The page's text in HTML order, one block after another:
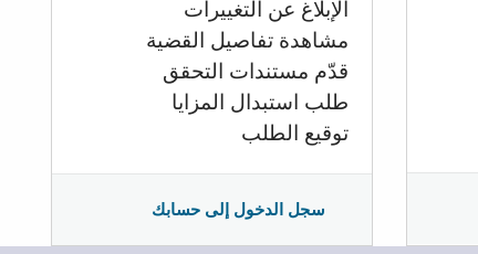
الإبلاغ عن التغييرات
مشاهدة تفاصيل القضية
قدّم مستندات التحقق
طلب استبدال المزايا
توقيع الطلب
سجل الدخول إلى حسابك